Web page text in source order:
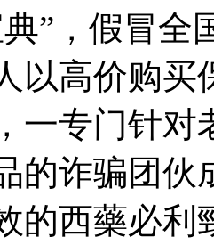
”，假冒全
以高价购
一专门针对
的诈骗团
的西藥必利